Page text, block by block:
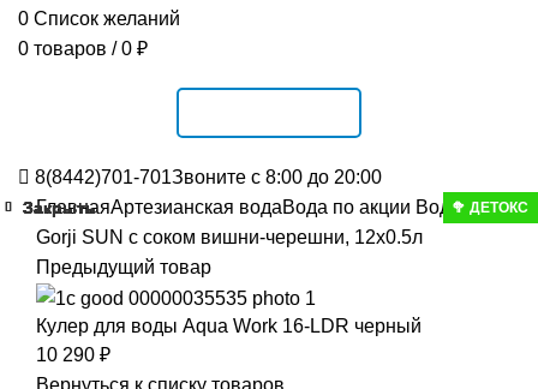
0 Список желаний
0 товаров / 0 ₽
8(8442)701-701Звоните с 8:00 до 20:00
ГлавнаяАртезианская водаВода по акции Вода
Gorji SUN с соком вишни-черешни, 12x0.5л
Предыдущий товар
Кулер для воды Aqua Work 16-LDR черный
10 290 ₽
Вернуться к списку товаров
Закрыть 🥦 ДЕТОКС
Закрыть
Закрыть
Закрыть
Закрыть
Закрыть
Закрыть
Закрыть
Закрыть